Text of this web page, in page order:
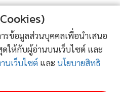
บสนุนจากตัวแทนผู้ลงคะแนน
เพื่อให้ได้รับการเสนอชื่อเป็น
ตั้งประธานาธิบดีระหว่างการ
อนกรกฎาคมที่จะถึง
ในหมวด
รข้อมูลส่วนบุคคลเพื่อนำเสนอ
ให้กับผู้อ่านบนเว็บไซต์ และ
นเว็บไซต์ และ นโยบายสิทธิ